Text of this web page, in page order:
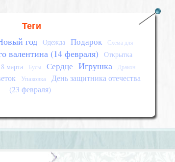
Теги
год Одежда Подарок
Схема для
валентина (14 февраля) Открытка
8 марта Бусы Сердце Игрушка Дракон
Упаковка
День защитника отечества
(23 февраля)